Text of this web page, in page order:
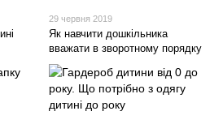
29 червня 2019
Як навчити дошкільника
вважати в зворотному порядку